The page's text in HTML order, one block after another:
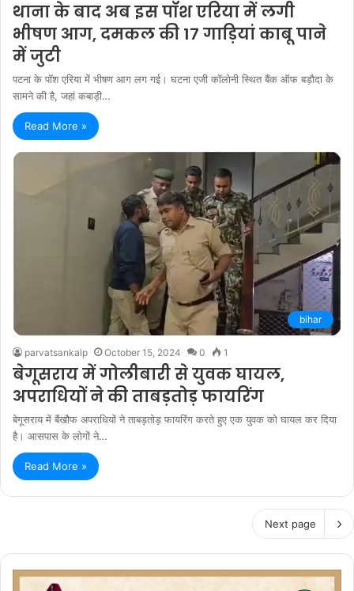
थाना के बाद अब इस पॉश एरिया में लगी
भीषण आग, दमकल की 17 गाड़ियां काबू पाने
में जुटी
पटना के पॉश एरिया में भीषण आग लग गई। घटना एजी कॉलोनी स्थित बैंक ऑफ बड़ौदा के
सामने की है, जहां कबाड़ी…
Read More »
bihar
parvatsankalp October 15, 2024 0 1
बेगूसराय में गोलीबारी से युवक घायल,
अपराधियों ने की ताबड़तोड़ फायरिंग
बेगूसराय में बैंखौफ अपराधियों ने ताबड़तोड़ फायरिंग करते हुए एक युवक को घायल कर दिया
है। आसपास के लोगों ने…
Read More »
Next page